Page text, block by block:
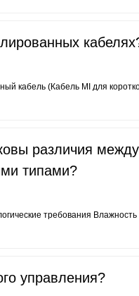
кабель (Кабель MI для
различия
типами?
требования Влажность
управления?